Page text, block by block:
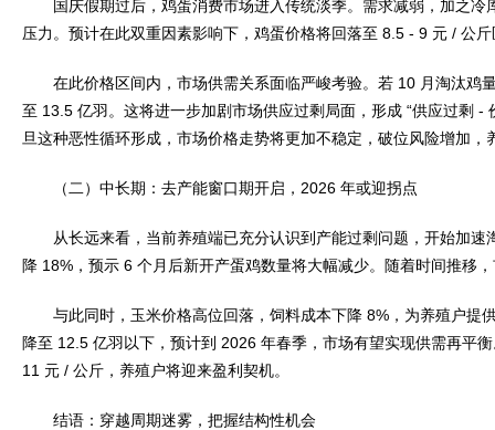
国庆假期过后，鸡蛋消费市场进入传统淡季。需求减弱，加之冷
压力。预计在此双重因素影响下，鸡蛋价格将回落至 8.5 - 9 元 / 公
在此价格区间内，市场供需关系面临严峻考验。若 10 月淘汰鸡
至 13.5 亿羽。这将进一步加剧市场供应过剩局面，形成 “供应过剩 -
旦这种恶性循环形成，市场价格走势将更加不稳定，破位风险增加
（二）中长期：去产能窗口期开启，2026 年或迎拐点
从长远来看，当前养殖端已充分认识到产能过剩问题，开始加速
降 18%，预示 6 个月后新开产蛋鸡数量将大幅减少。随着时间推移
与此同时，玉米价格高位回落，饲料成本下降 8%，为养殖户提
降至 12.5 亿羽以下，预计到 2026 年春季，市场有望实现供需再平
11 元 / 公斤，养殖户将迎来盈利契机。
结语：穿越周期迷雾，把握结构性机会